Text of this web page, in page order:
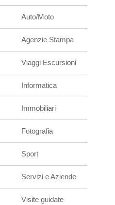
Auto/Moto
Agenzie Stampa
Viaggi Escursioni
Informatica
Immobiliari
Fotografia
Sport
Servizi e Aziende
Visite guidate